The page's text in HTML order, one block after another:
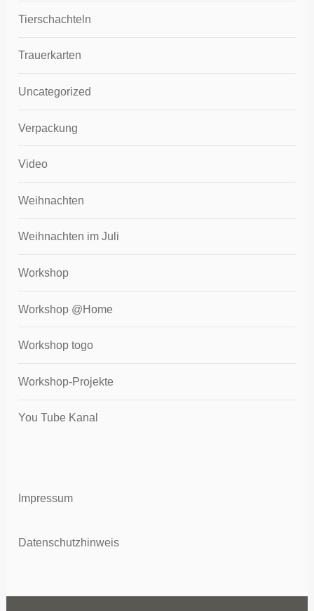
Tierschachteln
Trauerkarten
Uncategorized
Verpackung
Video
Weihnachten
Weihnachten im Juli
Workshop
Workshop @Home
Workshop togo
Workshop-Projekte
You Tube Kanal
Impressum
Datenschutzhinweis